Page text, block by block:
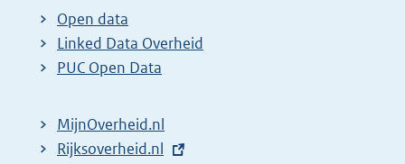
t
e
r
l
i
Open data
Linked Data Overheid
PUC Open Data
MijnOverheid.nl
E
Rijksoverheid.nl